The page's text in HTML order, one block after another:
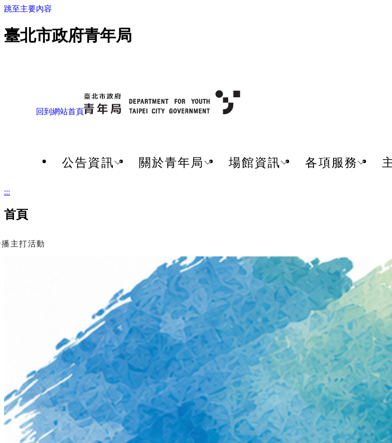
跳至主要內容
臺北市政府青年局
回到網站首頁
公告資訊 關於青年局 場館資訊 各項服務
:::
首頁
主打活動